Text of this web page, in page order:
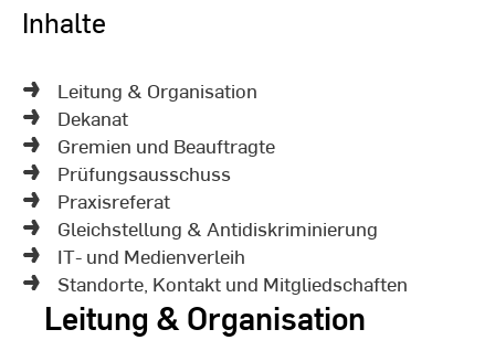
Inhalte
Leitung & Organisation
Dekanat
Gremien und Beauftragte
Prüfungsausschuss
Praxisreferat
Gleichstellung & Antidiskriminierung
IT- und Medienverleih
Standorte, Kontakt und Mitgliedschaften
Leitung & Organisation